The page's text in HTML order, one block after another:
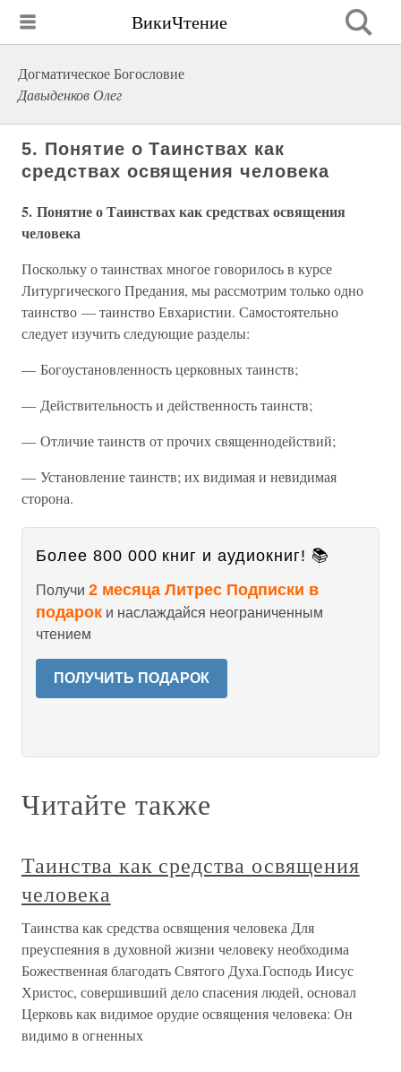
ВикиЧтение
Догматическое Богословие
Давыденков Олег
5. Понятие о Таинствах как
средствах освящения человека
5. Понятие о Таинствах как средствах освящения
человека
Поскольку о таинствах многое говорилось в курсе
Литургического Предания, мы рассмотрим только одно
таинство — таинство Евхаристии. Самостоятельно
следует изучить следующие разделы:
— Богоустановленность церковных таинств;
— Действительность и действенность таинств;
— Отличие таинств от прочих священнодействий;
— Установление таинств; их видимая и невидимая
сторона.
Более 800 000 книг и аудиокниг! 📚
Получи 2 месяца Литрес Подписки в
подарок и наслаждайся неограниченным
чтением
ПОЛУЧИТЬ ПОДАРОК
Читайте также
Таинства как средства освящения
человека
Таинства как средства освящения человека Для
преуспеяния в духовной жизни человеку необходима
Божественная благодать Святого Духа.Господь Иисус
Христос, совершивший дело спасения людей, основал
Церковь как видимое орудие освящения человека: Он
видимо в огненных